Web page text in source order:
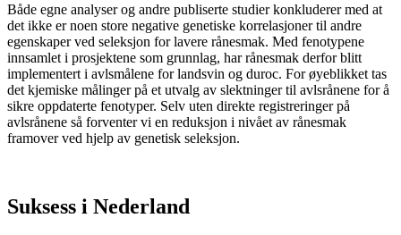
Både egne analyser og andre publiserte studier konkluderer med at
det ikke er noen store negative genetiske korrelasjoner til andre
egenskaper ved seleksjon for lavere rånesmak. Med fenotypene
innsamlet i prosjektene som grunnlag, har rånesmak derfor blitt
implementert i avlsmålene for landsvin og duroc. For øyeblikket tas
det kjemiske målinger på et utvalg av slektninger til avlsrånene for å
sikre oppdaterte fenotyper. Selv uten direkte registreringer på
avlsrånene så forventer vi en reduksjon i nivået av rånesmak
framover ved hjelp av genetisk seleksjon.
Suksess i Nederland